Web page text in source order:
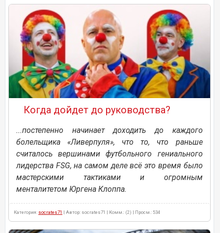
Когда дойдет до руководства?
...постепенно начинает доходить до каждого
болельщика «Ливерпуля», что то, что раньше
считалось вершинами футбольного гениального
лидерства FSG, на самом деле всё это время было
мастерскими тактиками и огромным
менталитетом Юргена Клоппа.
Категория: socrates71 | Автор: socrates71 | Комм.: (2) | Просм.: 534